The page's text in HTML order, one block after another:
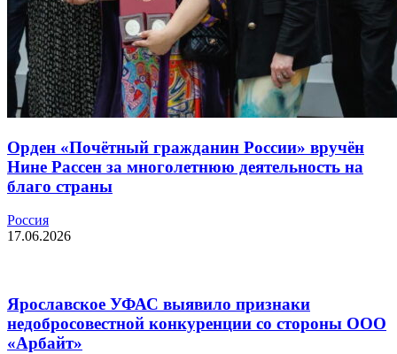
Орден «Почётный гражданин России» вручён
Нине Рассен за многолетнюю деятельность на
благо страны
Россия
17.06.2026
Ярославское УФАС выявило признаки
недобросовестной конкуренции со стороны ООО
«Арбайт»